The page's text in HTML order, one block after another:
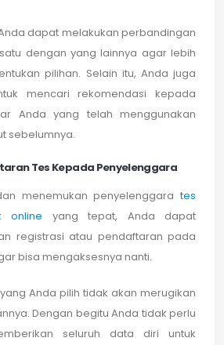
dapat melakukan perbandingan
dengan yang lainnya agar lebih
pilihan. Selain itu, Anda juga
mencari rekomendasi kepada
Anda yang telah menggunakan
sebelumnya.
Tes Kepada Penyelenggara
menemukan penyelenggarates
online yang tepat, Anda dapat
registrasi atau pendaftaran pada
bisa mengaksesnya nanti.
Anda pilih tidak akan merugikan
Dengan begitu Anda tidak perlu
seluruh data diri untuk